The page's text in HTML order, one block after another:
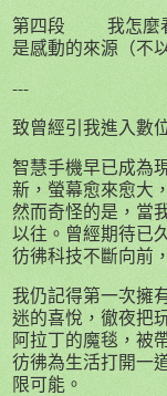
第四段
我怎麼
是感動的來源（不
---
致曾經引我進入數
智慧手機早已成為
新，螢幕愈來愈大
然而奇怪的是，當
以往。曾經期待已
彷彿科技不斷向前
我仍記得第一次擁
迷的喜悅，徹夜把
阿拉丁的魔毯，被
彷彿為生活打開一
限可能。